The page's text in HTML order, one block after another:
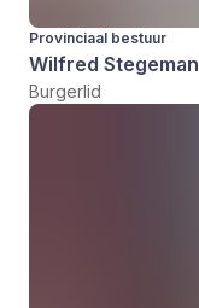
Provinciaal bestuur
Wilfred Stegeman
Burgerlid